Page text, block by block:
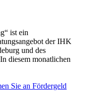
ist ein
der IHK
und des
diesem monatlichen
Sie an Fördergeld